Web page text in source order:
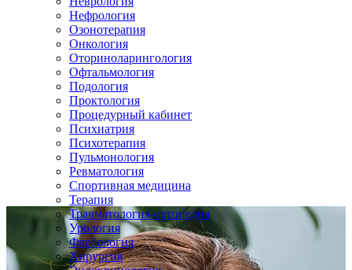
Нефрология
Озонотерапия
Онкология
Оториноларингология
Офтальмология
Подология
Проктология
Процедурный кабинет
Психиатрия
Психотерапия
Пульмонология
Ревматология
Спортивная медицина
Терапия
Травматология-ортопедия
Урология
Флебология
Хирургия